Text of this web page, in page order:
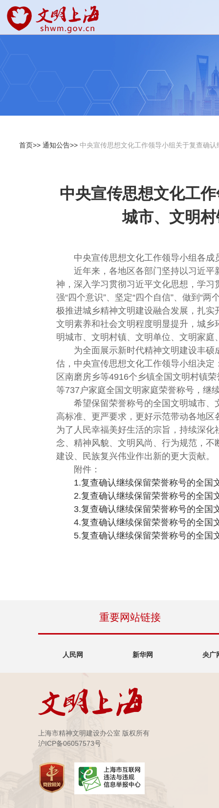
首页>> 通知公告>> 中央宣传思想文化工作领导小组关于复查确
中央宣传思想文化工
城市、文明
中央宣传思想文化工作领导小组各成
近年来，各地区各部门坚持以习近
神，深入学习贯彻习近平文化思想，学习
强“四个意识”、坚定“四个自信”、做到“
极推进城乡精神文明建设融合发展，扎
文明素养和社会文明程度明显提升，城
明城市、文明村镇、文明单位、文明家
为全面展示新时代精神文明建设丰
估，中央宣传思想文化工作领导小组决
区南磨房乡等4916个乡镇全国文明村镇
等737户家庭全国文明家庭荣誉称号，继
希望保留荣誉称号的全国文明城市
高标准、更严要求，更好示范带动各地
为了人民幸福美好生活的宗旨，持续深
念、精神风貌、文明风尚、行为规范，
建设、民族复兴伟业作出新的更大贡献。
附件：
1.复查确认继续保留荣誉称号的全国
2.复查确认继续保留荣誉称号的全国
3.复查确认继续保留荣誉称号的全国
4.复查确认继续保留荣誉称号的全国
5.复查确认继续保留荣誉称号的全国
重要网站链接
人民网 新华网 央广
上海市精神文明建设办公室 版权所有
沪ICP备06057573号